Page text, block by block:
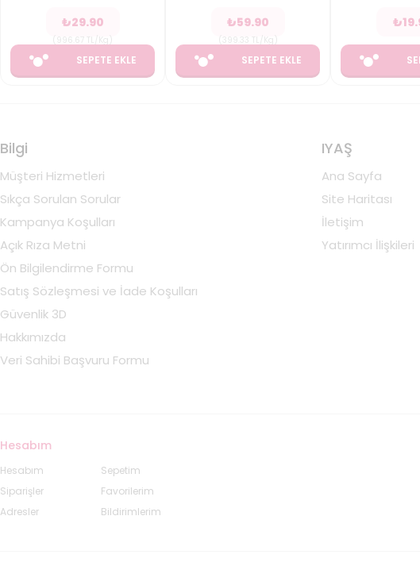
₺29.90
SEPETE EKLE
₺59.90
SEPETE EKLE
₺
Bilgi
Müşteri Hizmetleri
Sıkça Sorulan Sorular
Kampanya Koşulları
Açık Rıza Metni
Ön Bilgilendirme Formu
Satış Sözleşmesi ve İade Koşulları
Güvenlik 3D
Hakkımızda
Veri Sahibi Başvuru Formu
IYAŞ
Ana Sayfa
Site Haritası
İletişim
Yatırımcı İlişkileri
Hesabım
Hesabım
Siparişler
Adresler
Sepetim
Favorilerim
Bildirimlerim